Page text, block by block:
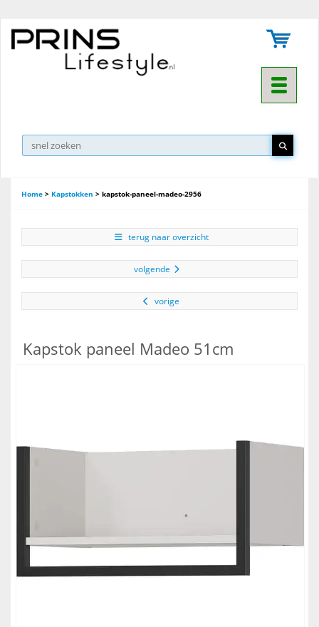
Toggle
▼
Home > Kapstokken > kapstok-paneel-madeo-2956
terug naar overzicht
volgende
vorige
Kapstok paneel Madeo 51cm